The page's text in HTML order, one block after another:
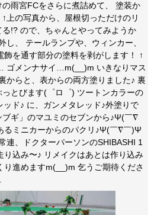
雨宮FCをさらに煮詰めて、 塗装か
上の写真から、屋根切っただけのリ
る!? ので、ちゃんとやってみようか
、 テールランプや、ウィンカー、
を通す部分の塗料を剥がします！ ↑
ゴメンナサイ…m(__)m いきなりマス
からと、表からの両方塗りました♪ 裏
とびます(゜ロ゜) ツートンカラーの
ド♪ に、ガンメタレッド♪外塗りで
ギ」のマユミのセブンから♪Ψ(￣∇
るミニカーからのパクリ♪Ψ(￣∇￣)Ψ
、ドクターパーソンのSHIBASHI 1
込み〜♪ リメイクはあとは作り込み
り進めますm(__)m 乞うご期待くださ